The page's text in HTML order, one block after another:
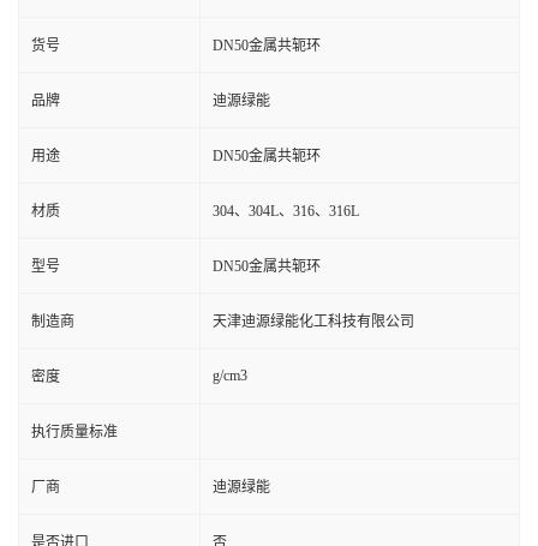
货号 DN50金属共轭环
品牌 迪源绿能
用途 DN50金属共轭环
材质 304、304L、316、316L
型号 DN50金属共轭环
制造商 天津迪源绿能化工科技有限公司
密度 g/cm3
执行质量标准
厂商 迪源绿能
是否进口 否